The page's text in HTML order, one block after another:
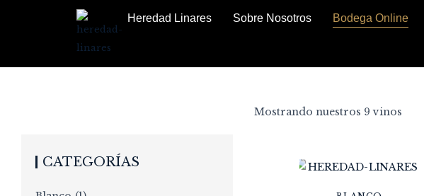
Heredad Linares Sobre Nosotros Bodega Online
CATEGORÍAS
Mostrando nuestros 9 vinos